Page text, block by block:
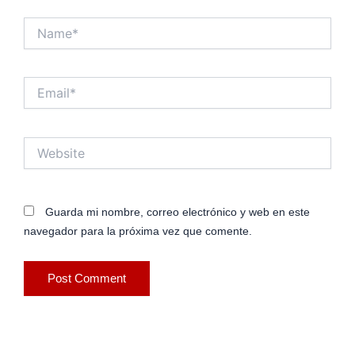
Guarda mi nombre, correo electrónico y web en este
navegador para la próxima vez que comente.